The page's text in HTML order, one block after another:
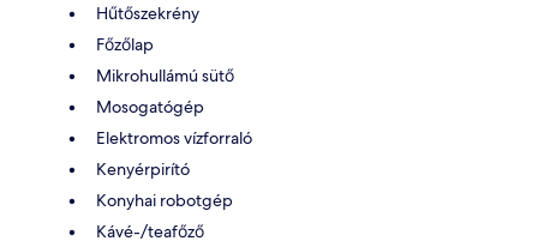
Hűtőszekrény
Főzőlap
Mikrohullámú sütő
Mosogatógép
Elektromos vízforraló
Kenyérpirító
Konyhai robotgép
Kávé-/teafőző